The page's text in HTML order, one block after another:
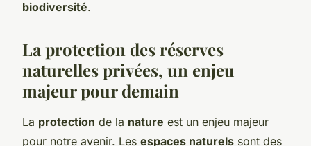
biodiversité.
La protection des réserves
naturelles privées, un enjeu
majeur pour demain
La protection de la nature est un enjeu majeur
pour notre avenir. Les espaces naturels sont des